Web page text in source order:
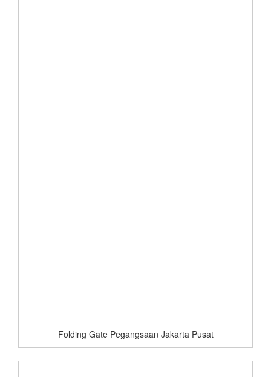
Folding Gate Pegangsaan Jakarta Pusat